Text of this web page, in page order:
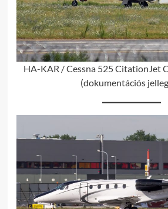
HA-KAR / Cessna 525 CitationJet
(dokumentációs